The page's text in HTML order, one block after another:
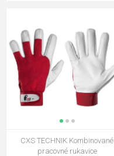
CXS TECHNIK Kombinované
pracovné rukavice